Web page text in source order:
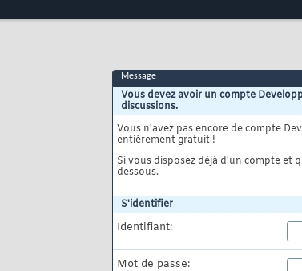
Message
Vous devez avoir un compte
discussions.
Vous n'avez pas encore de compte
entièrement gratuit !
Si vous disposez déjà d'un compte et
dessous.
S'identifier
Identifiant:
Mot de passe: